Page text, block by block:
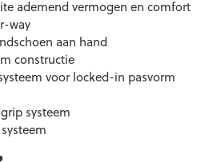
ademend vermogen en comfort
way
aan hand
constructie
voor locked-in pasvorm
systeem